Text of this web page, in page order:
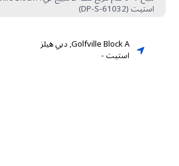
استيت (DP-S-61032)
Golfville Block A
,دبي هيلز
استيت-